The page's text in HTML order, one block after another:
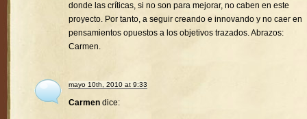
donde las críticas, si no son para mejorar, no caben en este
proyecto. Por tanto, a seguir creando e innovando y no caer en
pensamientos opuestos a los objetivos trazados. Abrazos:
Carmen.
mayo 10th, 2010 at 9:33
Carmen dice: